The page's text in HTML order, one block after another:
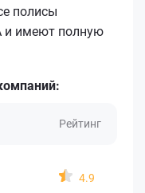
полисы
и имеют полную
Рейтинг
4.9